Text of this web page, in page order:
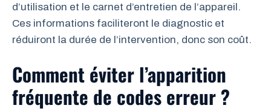
d’utilisation et le carnet d’entretien de l’appareil.
Ces informations faciliteront le diagnostic et
réduiront la durée de l’intervention, donc son coût.
Comment éviter l’apparition
fréquente de codes erreur ?